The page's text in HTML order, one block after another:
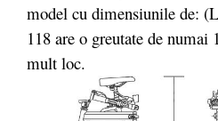
model cu dimensiunile de:
118 are o greutate de numai
mult loc.